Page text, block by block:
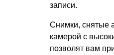
записи.
Снимки, снятые
камерой с
позволят вам